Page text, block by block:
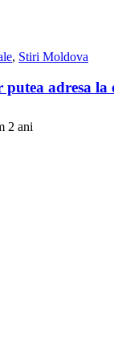
, Stiri Moldova
putea adresa
2 ani